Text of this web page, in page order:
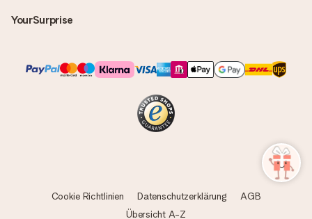
YourSurprise
Cookie Richtlinien Datenschutzerklärung
AGB
Übersicht A-Z